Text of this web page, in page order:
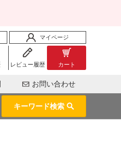
マイページ
レビュー履歴 カート
お問い合わせ
キーワード検索